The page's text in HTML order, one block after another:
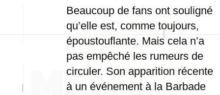
Beaucoup de fans ont souligné
qu’elle est, comme toujours,
époustouflante. Mais cela n’a
pas empêché les rumeurs de
circuler. Son apparition récente
à un événement à la Barbade